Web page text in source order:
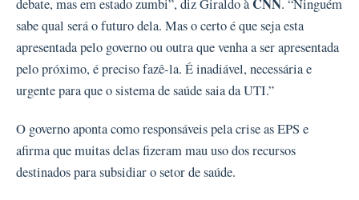
debate, mas em estado zumbi”, diz Giraldo à
. “Ninguém
sabe qual será o futuro dela. Mas o certo é que seja esta
apresentada pelo governo ou outra que venha a ser apresentada
pelo próximo, é preciso fazê-la. É inadiável, necessária e
urgente para que o sistema de saúde saia da UTI.”
O governo aponta como responsáveis pela crise as EPS e
afirma que muitas delas fizeram mau uso dos recursos
destinados para subsidiar o setor de saúde.